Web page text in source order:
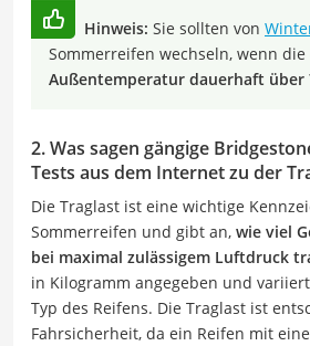
Hinweis: Sie sollten von
Sommerreifen wechseln, wenn die
Außentemperatur dauerhaft über
2. Was sagen gängige
Tests aus dem Internet zu der
Die Traglast ist eine wichtige
Sommerreifen und gibt an, wie viel
bei maximal zulässigem Luftdruck
in Kilogramm angegeben und
Typ des Reifens. Die Traglast ist
Fahrsicherheit, da ein Reifen mit